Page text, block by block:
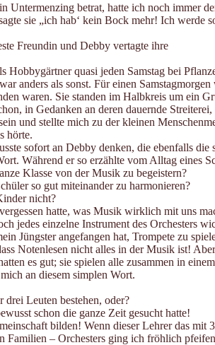
Untermenzing betrat, hatte ich noch immer
sie „ich hab‘ kein Bock mehr! Ich
Freundin und Debby vertagte ihre
Hobbygärtner quasi jeden Samstag bei
anders als sonst. Für einen
waren. Sie standen im Halbkreis um ein
in Gedanken an deren dauernde
und stellte mich zu der kleinen
hörte.
sofort an Debby denken, die ebenfalls
Während er so erzählte vom Alltag eines
Klasse von der Musik zu begeistern?
so gut miteinander zu harmonieren?
nicht?
hatte, was Musik wirklich mit uns
jedes einzelne Instrument des Orchesters
Jüngster angefangen hat, Trompete zu
Notenlesen nicht alles in der Musik ist!
es gut; sie spielen alle zusammen in
an diesem simplen Wort.
drei Leuten bestehen, oder?
schon die ganze Zeit gesucht hatte!
bilden! Wenn dieser Lehrer das
Familien – Orchesters ging ich fröhlich